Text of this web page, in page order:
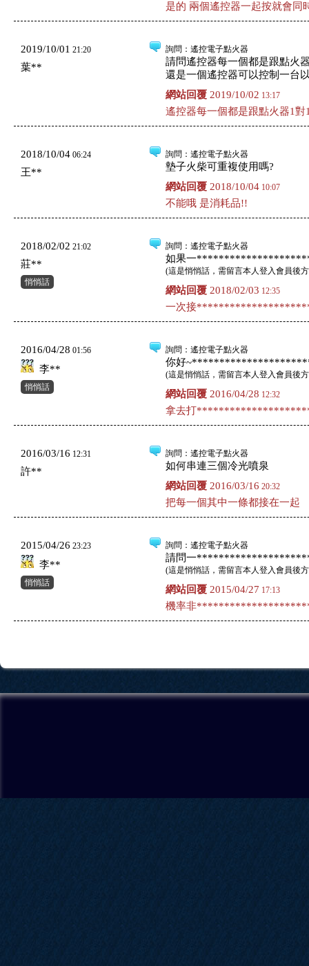
是的 兩個遙控器一起按就會同
2019/10/01 21:20
葉**
詢問 ：遙控電子點火器
請問遙控器每一個都是跟點火
還是一個遙控器可以控制一台
網站回覆 2019/10/02 13:17
遙控器每一個都是跟點火器1
2018/10/04 06:24
王**
詢問 ：遙控電子點火器
墊子火柴可重複使用嗎?
網站回覆 2018/10/04 10:07
不能哦 是消耗品!!
2018/02/02 21:02
莊**
悄悄話
詢問 ：遙控電子點火器
如果一
(這是悄悄話，需留言本人登入會員後
網站回覆 2018/02/03 12:35
一次接
2016/04/28 01:56
李**
悄悄話
詢問 ：遙控電子點火器
你好
(這是悄悄話，需留言本人登入會員後
網站回覆 2016/04/28 12:32
拿去打
2016/03/16 12:31
許**
詢問 ：遙控電子點火器
如何串連三個冷光噴泉
網站回覆 2016/03/16 20:32
把每一個其中一條都接在一起
2015/04/26 23:23
李**
悄悄話
詢問 ：遙控電子點火器
請問一
(這是悄悄話，需留言本人登入會員後
網站回覆 2015/04/27 17:13
機率非